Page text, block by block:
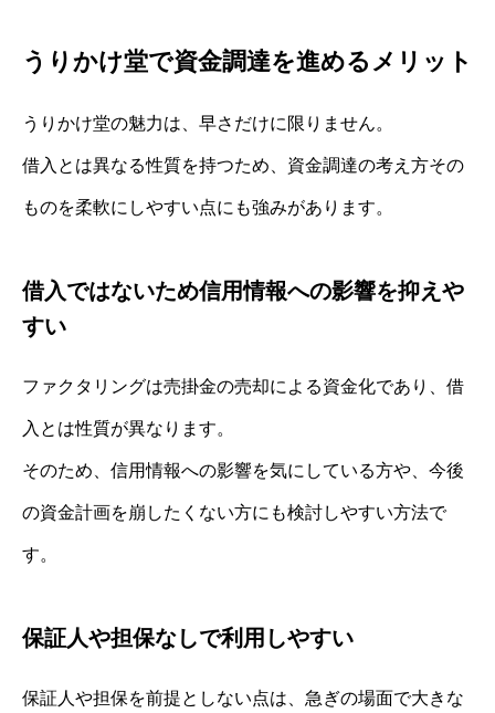
うりかけ堂で資金調達を進めるメリット
うりかけ堂の魅力は、早さだけに限りません。
借入とは異なる性質を持つため、資金調達の考え方その
ものを柔軟にしやすい点にも強みがあります。
借入ではないため信用情報への影響を抑えや
すい
ファクタリングは売掛金の売却による資金化であり、借
入とは性質が異なります。
そのため、信用情報への影響を気にしている方や、今後
の資金計画を崩したくない方にも検討しやすい方法で
す。
保証人や担保なしで利用しやすい
保証人や担保を前提としない点は、急ぎの場面で大きな